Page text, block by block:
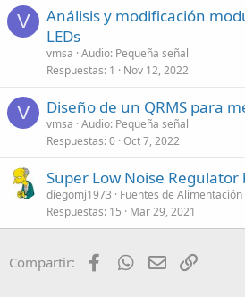
V
Análisis y modificación
LEDs
vmsa Audio: Pequeña señal
Respuestas 1 Nov 12, 2022
V Diseño de un QRMS para
vmsa Audio: Pequeña señal
Respuestas 0 Oct 7, 2022
Super Low Noise Regulator
diegomj1973
Fuentes de Alimentación
Respuestas 15 Mar 29, 2021
Compartir: FacebookWhatsApp
Email